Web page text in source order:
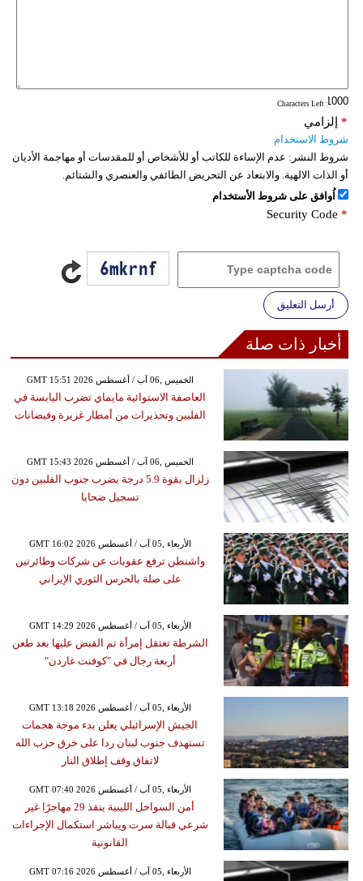
: Characters Left
إلزامي *
شروط الاستخدام
شروط النشر: عدم الإساءة للكاتب أو للأشخاص أو للمقدسات أو مهاجمة الأديان
أو الذات الالهية. والابتعاد عن التحريض الطائفي والعنصري والشتائم.
اُوافق على شروط الأستخدام
Security Code *
أرسل التعليق
أخبار ذات صلة
GMT 15:51 2026 الخميس ,06 آب / أغسطس
العاصفة الاستوائية مايماي تضرب اليابسة في
الفلبين وتحذيرات من أمطار غزيرة وفيضانات
GMT 15:43 2026 الخميس ,06 آب / أغسطس
زلزال بقوة 5.9 درجة يضرب جنوب الفلبين دون
تسجيل ضحايا
GMT 16:02 2026 الأربعاء ,05 آب / أغسطس
واشنطن ترفع عقوبات عن شركات وطائرتين
على صلة بالحرس الثوري الإيراني
GMT 14:29 2026 الأربعاء ,05 آب / أغسطس
الشرطة تعتقل إمرأة تم القبض عليها بعد طعن
أربعة رجال في "كوفنت غاردن"
GMT 13:18 2026 الأربعاء ,05 آب / أغسطس
الجيش الإسرائيلي يعلن بدء موجة هجمات
تستهدف جنوب لبنان ردا على خرق حزب الله
لاتفاق وقف إطلاق النار
GMT 07:40 2026 الأربعاء ,05 آب / أغسطس
أمن السواحل الليبية ينقذ 29 مهاجرًا غير
شرعي قبالة سرت ويباشر استكمال الإجراءات
القانونية
GMT 07:16 2026 الأربعاء ,05 آب / أغسطس